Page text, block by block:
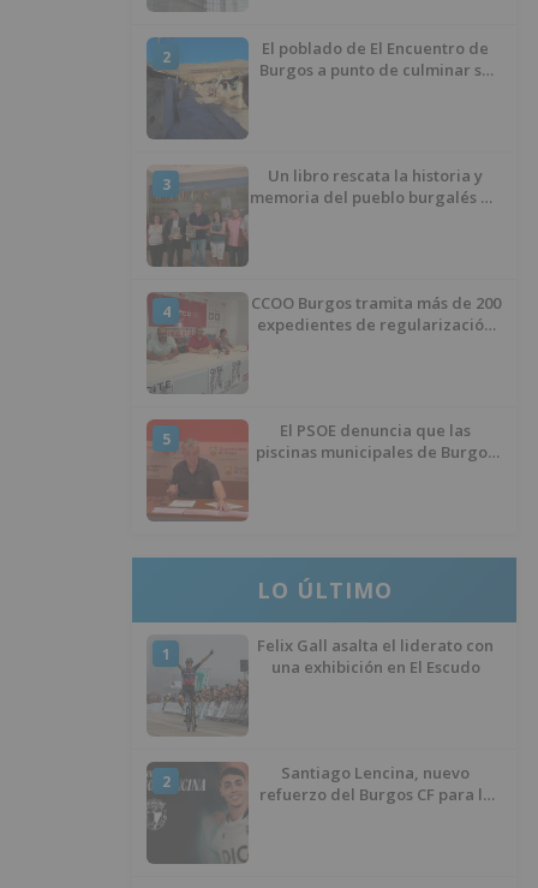
2
El poblado de El Encuentro de
Burgos a punto de culminar su
3
Un libro rescata la historia y
memoria del pueblo burgalés de
4
CCOO Burgos tramita más de 200
expedientes de regularización
5
El PSOE denuncia que las
piscinas municipales de Burgos
LO ÚLTIMO
1
Felix Gall asalta el liderato con
una exhibición en El Escudo
2
Santiago Lencina, nuevo
refuerzo del Burgos CF para la